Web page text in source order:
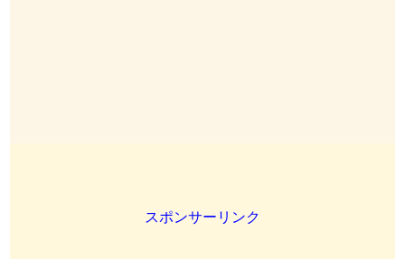
スポンサーリンク